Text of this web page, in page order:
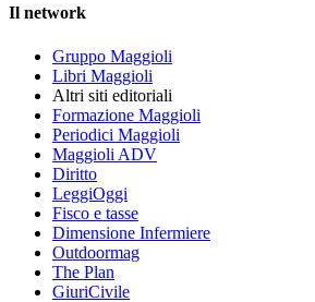
Il network
Gruppo Maggioli
Libri Maggioli
Altri siti editoriali
Formazione Maggioli
Periodici Maggioli
Maggioli ADV
Diritto
LeggiOggi
Fisco e tasse
Dimensione Infermiere
Outdoormag
The Plan
GiuriCivile